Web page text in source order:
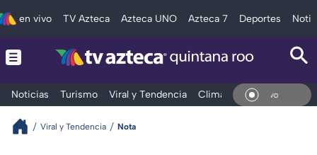
en vivo TV Azteca Azteca UNO Azteca 7 Deportes
Noticias Turismo Viral y Tendencia Clima Tráfico En
Viral y Tendencia Nota